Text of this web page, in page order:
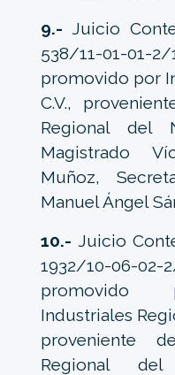
9.- Juicio
538/11-01-01-2/
promovido por
C.V.,
Regional del
Magistrado
Muñoz,
Manuel Ángel
10.- Juicio
1932/10-06-02-
promovido
Industriales
proveniente
Regional del